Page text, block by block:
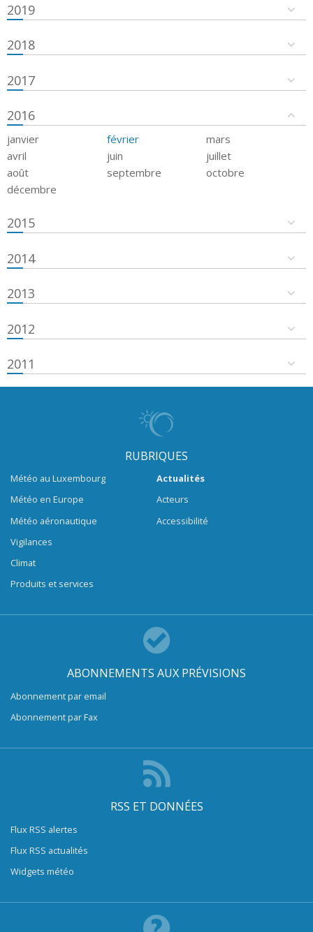
2019
2018
2017
2016
janvier février
mars
avril
juin
juillet
août
septembre
octobre
décembre
2015
2014
2013
2012
2011
RUBRIQUES
Météo au Luxembourg
Météo en Europe
Météo aéronautique
Vigilances
Climat
Produits et services
Actualités
Acteurs
Accessibilité
ABONNEMENTS AUX PRÉVISIONS
Abonnement par email
Abonnement par Fax
RSS ET DONNÉES
Flux RSS alertes
Flux RSS actualités
Widgets météo